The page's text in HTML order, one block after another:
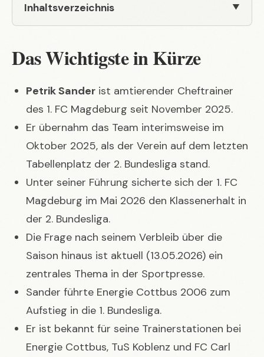
Inhaltsverzeichnis
Das Wichtigste in Kürze
Petrik Sander ist amtierender Cheftrainer
des 1. FC Magdeburg seit November 2025.
Er übernahm das Team interimsweise im
Oktober 2025, als der Verein auf dem letzten
Tabellenplatz der 2. Bundesliga stand.
Unter seiner Führung sicherte sich der 1. FC
Magdeburg im Mai 2026 den Klassenerhalt in
der 2. Bundesliga.
Die Frage nach seinem Verbleib über die
Saison hinaus ist aktuell (13.05.2026) ein
zentrales Thema in der Sportpresse.
Sander führte Energie Cottbus 2006 zum
Aufstieg in die 1. Bundesliga.
Er ist bekannt für seine Trainerstationen bei
Energie Cottbus, TuS Koblenz und FC Carl